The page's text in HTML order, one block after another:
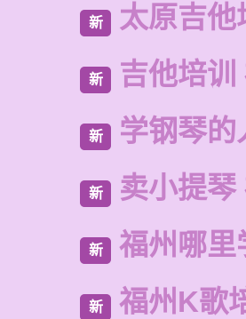
新 太原吉他
新 吉他培训
新 学钢琴的
新 卖小提
新 福州哪里
新 福州K歌